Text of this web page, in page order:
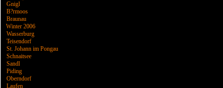
Gnigl
B?rmoos
Braunau
Winter 2006
Wasserburg
Teisendorf
St. Johann im Pongau
Schnaitsee
Sandl
Piding
Oberndorf
Laufen